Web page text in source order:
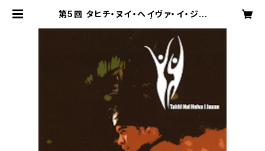
第5回 タヒチ・ヌイ・ヘイヴァ・イ・ジャ